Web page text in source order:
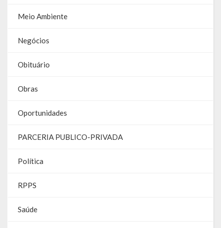
PPA
LOA
LDO
Transparência
Apresentação
Meio Ambiente
Negócios
Obituário
Obras
Oportunidades
PARCERIA PUBLICO-PRIVADA
Política
RPPS
Saúde